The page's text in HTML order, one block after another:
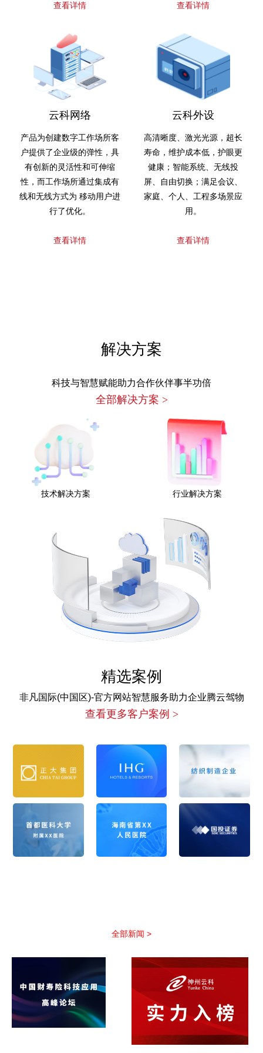
查看详情 查看详情
云科网络
产品为创建数字工作场所客
户提供了企业级的弹性，具
有创新的灵活性和可伸缩
性，而工作场所通过集成有
线和无线方式为 移动用户进
行了优化。
查看详情
云科外设
高清晰度、激光光源，超长
寿命，维护成本低，护眼更
健康；智能系统、无线投
屏、自由切换；满足会议、
家庭、个人、工程多场景应
用。
查看详情
解决方案
科技与智慧赋能助力合作伙伴事半功倍
全部解决方案 >
技术解决方案 行业解决方案
精选案例
非凡国际(中国区)-官方网站智慧服务助力企业腾云驾物
查看更多客户案例 >
全部新闻 >